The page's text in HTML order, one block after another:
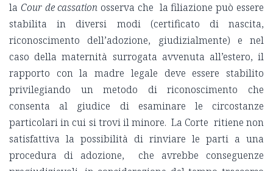
la Cour de cassation osserva che la filiazione può essere
stabilita in diversi modi (certificato di nascita,
riconoscimento dell’adozione, giudizialmente) e nel
caso della maternità surrogata avvenuta all’estero, il
rapporto con la madre legale deve essere stabilito
privilegiando un metodo di riconoscimento che
consenta al giudice di esaminare le circostanze
particolari in cui si trovi il minore. La Corte ritiene non
satisfattiva la possibilità di rinviare le parti a una
procedura di adozione, che avrebbe conseguenze